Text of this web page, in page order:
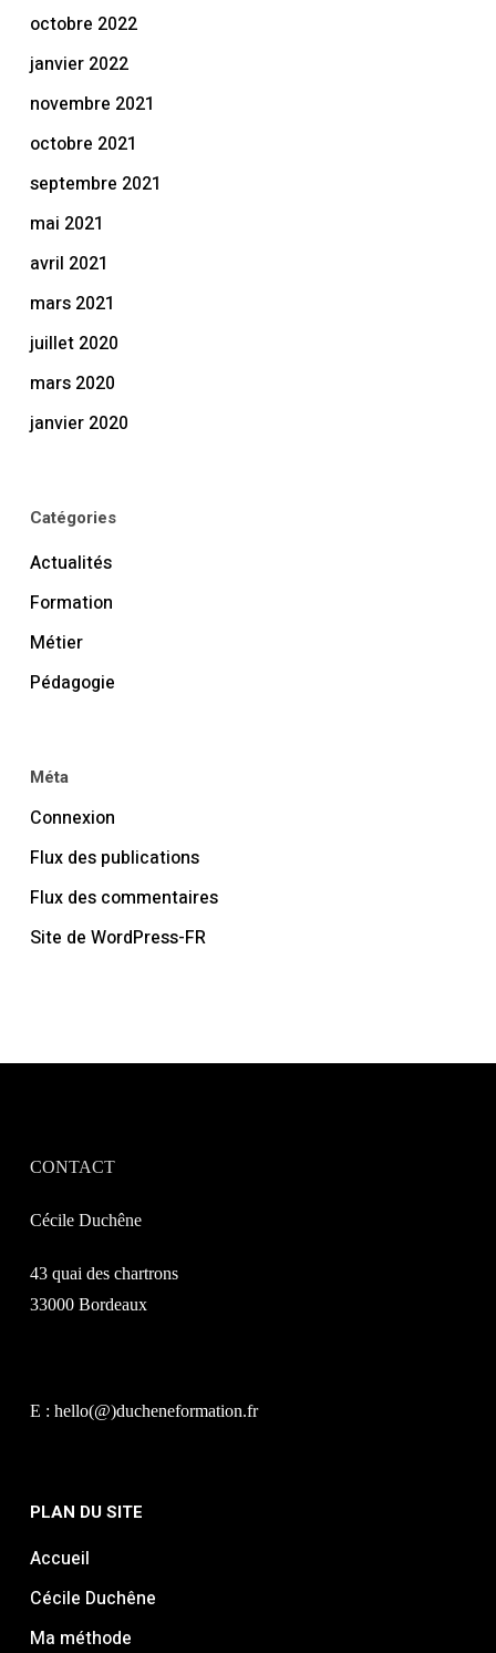
octobre 2022
janvier 2022
novembre 2021
octobre 2021
septembre 2021
mai 2021
avril 2021
mars 2021
juillet 2020
mars 2020
janvier 2020
Catégories
Actualités
Formation
Métier
Pédagogie
Méta
Connexion
Flux des publications
Flux des commentaires
Site de WordPress-FR
CONTACT
Cécile Duchêne
43 quai des chartrons
33000 Bordeaux
E : hello(@)ducheneformation.fr
PLAN DU SITE
Accueil
Cécile Duchêne
Ma méthode